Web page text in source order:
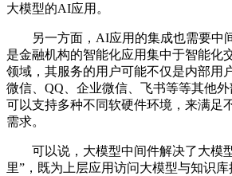
大模型的AI应用。
另一方面，AI应用的集成也需要中
是金融机构的智能化应用集中于智能化
领域，其服务的用户可能不仅是内部用
微信、QQ、企业微信、飞书等等其他
可以支持多种不同软硬件环境，来满足
需求。
可以说，大模型中间件解决了大模
里”，既为上层应用访问大模型与知识